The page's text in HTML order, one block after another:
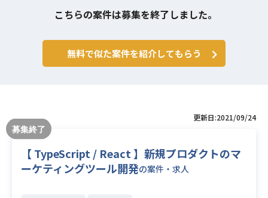
こちらの案件は募集を終了しました。
無料で似た案件を紹介してもらう
更新日:2021/09/24
【 TypeScript / React 】新規プロダクトのマ
ーケティングツール開発の案件・求人